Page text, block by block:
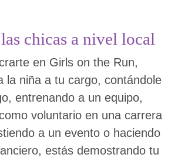
chicas a nivel local
en Girls on the Run,
la niña a tu cargo, contándole
entrenando a un equipo,
voluntario en una carrera
a un evento o haciendo
estás demostrando tu